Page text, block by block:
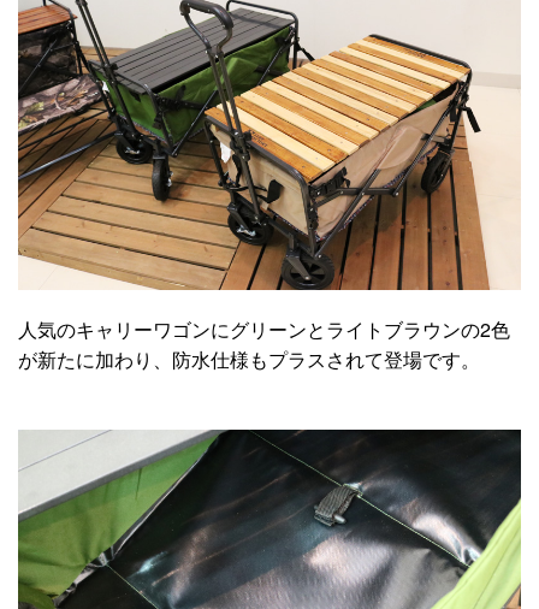
人気のキャリーワゴンにグリーンとライトブラウンの2色
が新たに加わり、防水仕様もプラスされて登場です。